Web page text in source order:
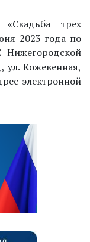
трех
2023 года по
Нижегородской
ул. Кожевенная,
электронной